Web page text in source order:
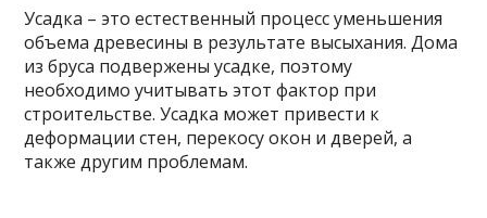
Усадка – это естественный процесс уменьшения
объема древесины в результате высыхания. Дома
из бруса подвержены усадке, поэтому
необходимо учитывать этот фактор при
строительстве. Усадка может привести к
деформации стен, перекосу окон и дверей, а
также другим проблемам.